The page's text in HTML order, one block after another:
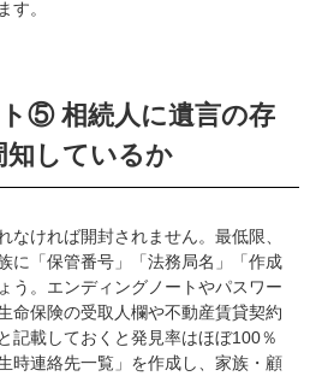
す。
知しているか
なければ開封されません。最低限、
に「保管番号」「法務局名」「作成
う。エンディングノートやパスワー
命保険の受取人欄や不動産賃貸契約
記載しておくと発見率はほぼ100％
時連絡先一覧」を作成し、家族・顧